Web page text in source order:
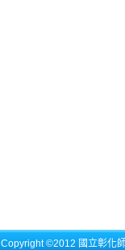
Copyright ©2012 國立彰化